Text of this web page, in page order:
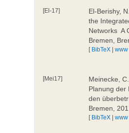
[El-17]
El-Berishy,
the
Networks 
Bremen,
[ BibTeX |www
[Mei17]
Meinecke,
Planung der
den
Bremen,
[ BibTeX |www